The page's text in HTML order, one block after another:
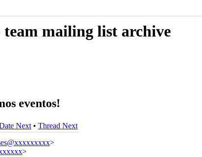
mailing list archive
eventos!
Next • Thread Next
>
>